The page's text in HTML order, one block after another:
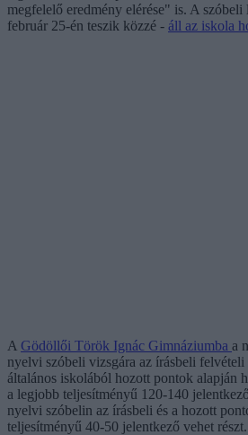
megfelelő eredmény elérése" is. A szóbeli
február 25-én teszik közzé - áll az iskola
A Gödöllői Török Ignác Gimnáziumba a
nyelvi szóbeli vizsgára az írásbeli felvételi
általános iskolából hozott pontok alapján
a legjobb teljesítményű 120-140
nyelvi szóbelin az írásbeli és a hozott
teljesítményű 40-50 jelentkező vehet részt.